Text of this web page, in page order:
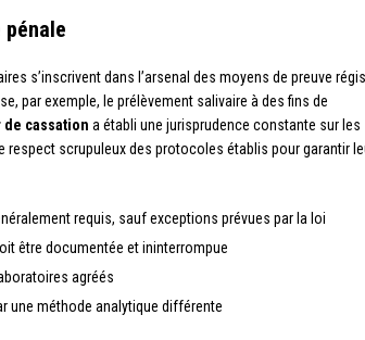
s’inscrivent dans l’arsenal des moyens de preuve
par exemple, le prélèvement salivaire à des fins de
de cassation a établi une jurisprudence constante sur les
scrupuleux des protocoles établis pour garantir
requis, sauf exceptions prévues par la loi
être documentée et ininterrompue
agréés
une méthode analytique différente